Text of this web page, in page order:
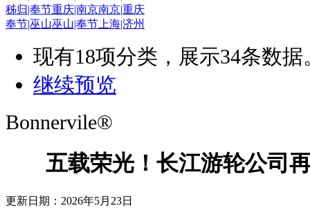
秭归|奉节重庆|南京南京|重庆
奉节|巫山巫山|奉节 上海|济州
现有18项分类，展示34条数据
继续预览
Bonnervile®
五载荣光！长江游轮公司
更新日期：2026年5月23日